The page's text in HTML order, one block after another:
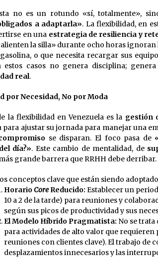
no es un rotundo «sí, totalmente»,
a adaptarla». La flexibilidad, en
en una estrategia de resiliencia y
la silla» durante ocho horas
o que necesita recargar sus
estos casos no genera disciplina;
real.
por Necesidad, No por Moda
la flexibilidad en Venezuela es la gestión
ajustar su jornada para manejar una
se disparan. El foco pasa de
día?». Este cambio de mentalidad, de
grande barrera que RRHH debe derribar.
conceptos clave que están siendo
HorarioCoreReducido: Establecer un
10 a 2 de la tarde) para reuniones y
según sus picos de productividad y sus
El Modelo Híbrido Pragmatista: No se trata
para actividades de alto valor que requieren
reuniones con clientes clave). El trabajo de
desplazamientos innecesarios y las